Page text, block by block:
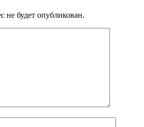
не будет опубликован.